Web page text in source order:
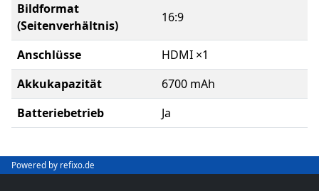
Bildformat
(Seitenverhältnis)
16:9
Anschlüsse
HDMI ×1
Akkukapazität
6700 mAh
Batteriebetrieb
Ja
Powered by refixo.de